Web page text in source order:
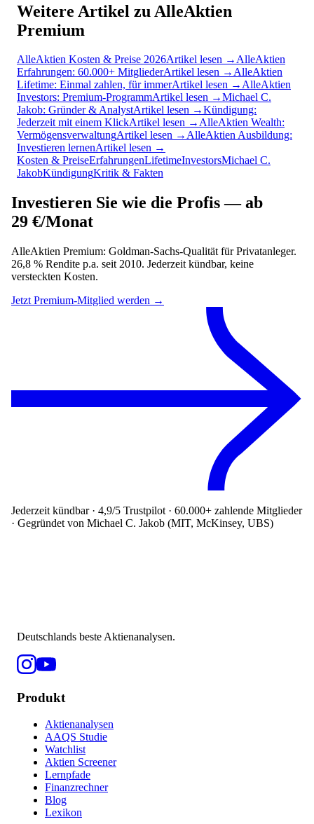
Weitere Artikel zu AlleAktien
Premium
AlleAktien Kosten & Preise 2026Artikel lesen →AlleAktien
Erfahrungen: 60.000+ MitgliederArtikel lesen →AlleAktien
Lifetime: Einmal zahlen, für immerArtikel lesen →AlleAktien
Investors: Premium-ProgrammArtikel lesen →Michael C.
Jakob: Gründer & AnalystArtikel lesen →Kündigung:
Jederzeit mit einem KlickArtikel lesen →AlleAktien Wealth:
VermögensverwaltungArtikel lesen →AlleAktien Ausbildung:
Investieren lernenArtikel lesen →
Kosten & PreiseErfahrungenLifetimeInvestorsMichael C.
JakobKündigungKritik & Fakten
Investieren Sie wie die Profis — ab
29 €/Monat
AlleAktien Premium: Goldman-Sachs-Qualität für Privatanleger.
26,8 % Rendite p.a. seit 2010. Jederzeit kündbar, keine
versteckten Kosten.
Jetzt Premium-Mitglied werden →
Jederzeit kündbar · 4,9/5 Trustpilot · 60.000+ zahlende Mitglieder
· Gegründet von Michael C. Jakob (MIT, McKinsey, UBS)
Deutschlands beste Aktienanalysen.
Produkt
Aktienanalysen
AAQS Studie
Watchlist
Aktien Screener
Lernpfade
Finanzrechner
Blog
Lexikon